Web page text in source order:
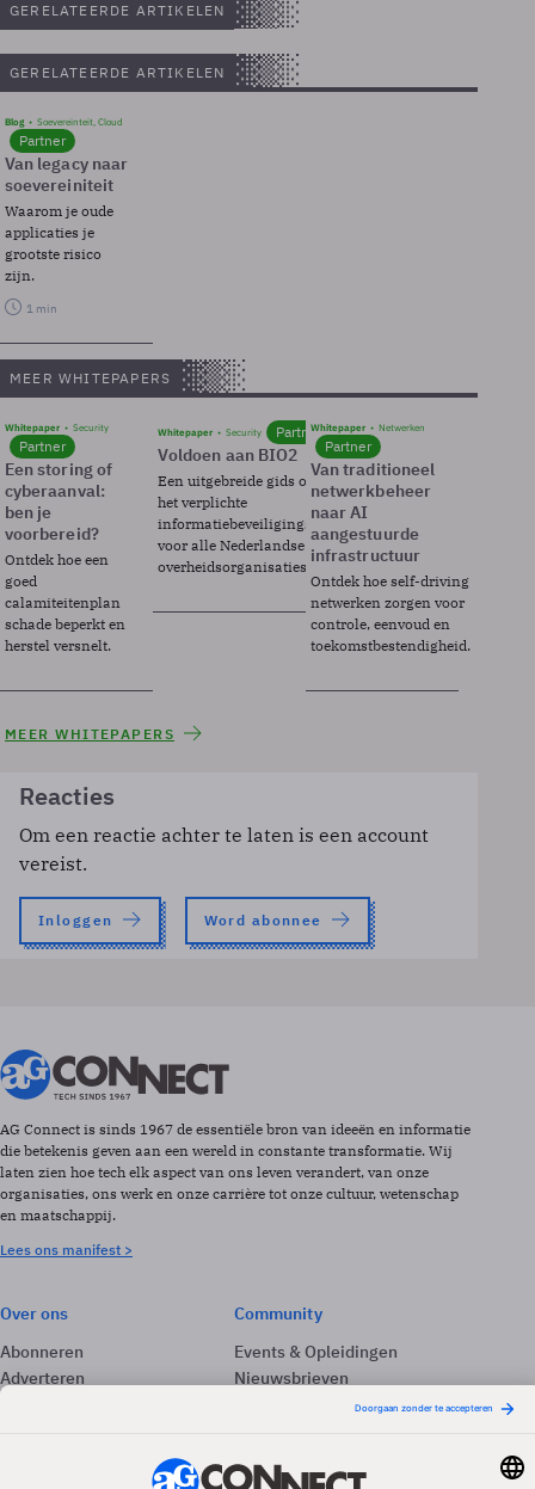
GERELATEERDE ARTIKELEN
GERELATEERDE ARTIKELEN
Blog Soevereinteit, Cloud
Partner
Van legacy naar
soevereiniteit
Waarom je oude
applicaties je
grootste risico
zijn.
1 min
MEER WHITEPAPERS
Whitepaper Security
Partner
Een storing of
cyberaanval:
ben je
voorbereid?
Ontdek hoe een
goed
calamiteitenplan
schade beperkt en
herstel versnelt.
Whitepaper Security Partner
Voldoen aan BIO2
Een uitgebreide gids over BIO2,
het verplichte
informatiebeveiligingsframework
voor alle Nederlandse
overheidsorganisaties.
Whitepaper Netwerken
Partner
Van traditioneel
netwerkbeheer
naar AI
aangestuurde
infrastructuur
Ontdek hoe self-driving
netwerken zorgen voor
controle, eenvoud en
toekomstbestendigheid.
MEER WHITEPAPERS
Reacties
Om een reactie achter te laten is een account
vereist.
Inloggen Word abonnee
AG Connect is sinds 1967 de essentiële bron van ideeën en informatie
die betekenis geven aan een wereld in constante transformatie. Wij
laten zien hoe tech elk aspect van ons leven verandert, van onze
organisaties, ons werk en onze carrière tot onze cultuur, wetenschap
en maatschappij.
Lees ons manifest >
Over ons
Abonneren
Adverteren
Community
Events & Opleidingen
Nieuwsbrieven